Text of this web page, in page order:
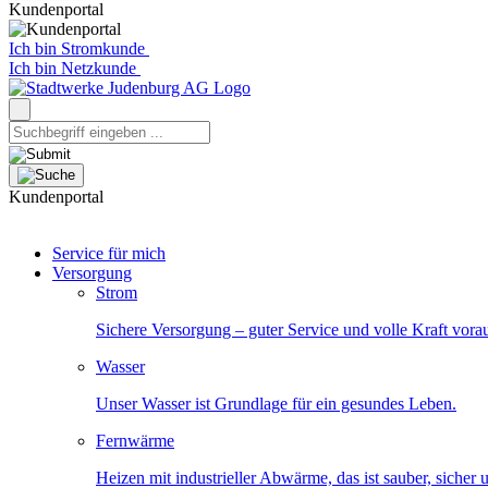
Kundenportal
Ich bin Stromkunde
Ich bin Netzkunde
Kundenportal
Service für mich
Versorgung
Strom
Sichere Versorgung – guter Service und volle Kraft
Wasser
Unser Wasser ist Grundlage für ein gesundes Leben.
Fernwärme
Heizen mit industrieller Abwärme, das ist sauber, sicher